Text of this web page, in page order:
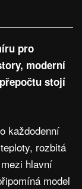
pro
moderní
stojí
každodenní
rozbitá
hlavní
model